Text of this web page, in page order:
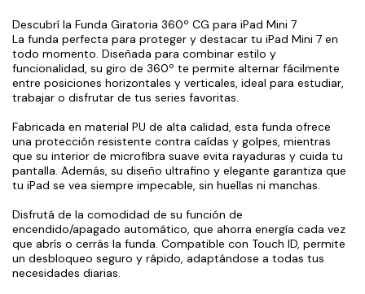
Descubrí la Funda Giratoria 360º CG para iPad Mini 7
La funda perfecta para proteger y destacar tu iPad Mini 7 en
todo momento. Diseñada para combinar estilo y
funcionalidad, su giro de 360º te permite alternar fácilmente
entre posiciones horizontales y verticales, ideal para estudiar,
trabajar o disfrutar de tus series favoritas.
Fabricada en material PU de alta calidad, esta funda ofrece
una protección resistente contra caídas y golpes, mientras
que su interior de microfibra suave evita rayaduras y cuida tu
pantalla. Además, su diseño ultrafino y elegante garantiza que
tu iPad se vea siempre impecable, sin huellas ni manchas.
Disfrutá de la comodidad de su función de
encendido/apagado automático, que ahorra energía cada vez
que abrís o cerrás la funda. Compatible con Touch ID, permite
un desbloqueo seguro y rápido, adaptándose a todas tus
necesidades diarias.